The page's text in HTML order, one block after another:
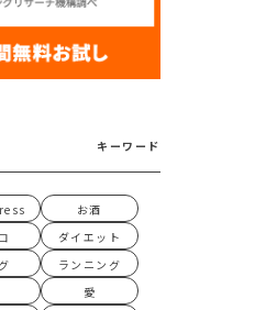
キーワード
お酒
ダイエット
ランニング
愛